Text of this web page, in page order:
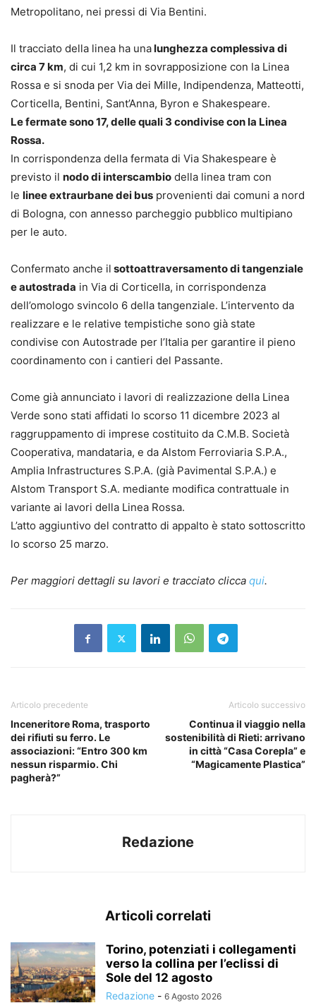
Metropolitano, nei pressi di Via Bentini.
Il tracciato della linea ha unalunghezza complessiva di
circa 7 km, di cui 1,2 km in sovrapposizione con la Linea
Rossa e si snoda per Via dei Mille, Indipendenza, Matteotti,
Corticella, Bentini, Sant’Anna, Byron e Shakespeare.
Le fermate sono 17, delle quali 3 condivise con la Linea
Rossa.
In corrispondenza della fermata di Via Shakespeare è
previsto il nodo di interscambio della linea tram con
le linee extraurbane dei bus provenienti dai comuni a nord
di Bologna, con annesso parcheggio pubblico multipiano
per le auto.
Confermato anche il sottoattraversamento di tangenziale
e autostrada in Via di Corticella, in corrispondenza
dell’omologo svincolo 6 della tangenziale. L’intervento da
realizzare e le relative tempistiche sono già state
condivise con Autostrade per l’Italia per garantire il pieno
coordinamento con i cantieri del Passante.
Come già annunciato i lavori di realizzazione della Linea
Verde sono stati affidati lo scorso 11 dicembre 2023 al
raggruppamento di imprese costituito da C.M.B. Società
Cooperativa, mandataria, e da Alstom Ferroviaria S.P.A.,
Amplia Infrastructures S.P.A. (già Pavimental S.P.A.) e
Alstom Transport S.A. mediante modifica contrattuale in
variante ai lavori della Linea Rossa.
L’atto aggiuntivo del contratto di appalto è stato sottoscritto
lo scorso 25 marzo.
Per maggiori dettagli su lavori e tracciato clicca qui.
Articolo precedente
Inceneritore Roma, trasporto
dei rifiuti su ferro. Le
associazioni: “Entro 300 km
nessun risparmio. Chi
pagherà?”
Articolo successivo
Continua il viaggio nella
sostenibilità di Rieti: arrivano
in città “Casa Corepla” e
“Magicamente Plastica”
Redazione
Articoli correlati
Torino, potenziati i collegamenti
verso la collina per l’eclissi di
Sole del 12 agosto
Redazione - 6 Agosto 2026